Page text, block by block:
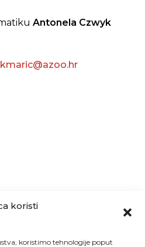
koristi
koristimo tehnologije poput
Antonela Czwyk